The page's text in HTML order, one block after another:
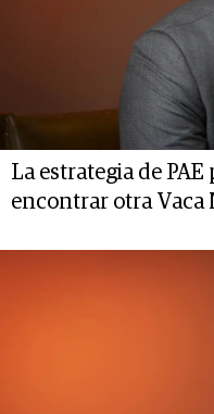
La estrategia de
encontrar otra Vaca